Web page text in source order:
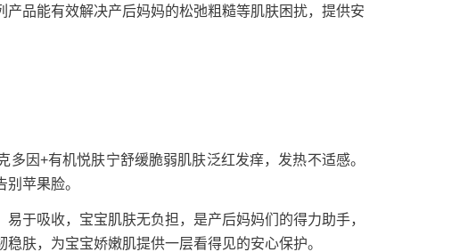
品能有效解决产后妈妈的松弛粗糙等肌肤困扰，提供安
因+有机悦肤宁舒缓脆弱肌肤泛红发痒，发热不适感。
苹果脸。
吸收，宝宝肌肤无负担，是产后妈妈们的得力助手，
肤，为宝宝娇嫩肌提供一层看得见的安心保护。